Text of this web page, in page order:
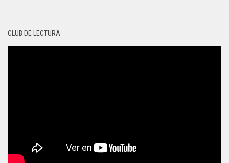
CLUB DE LECTURA